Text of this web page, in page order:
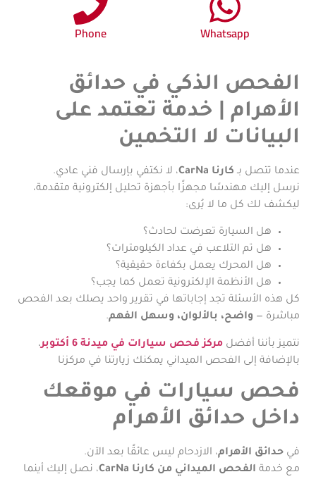
Phone Whatsapp
الفحص الذكي في حدائق
الأهرام | خدمة تعتمد على
البيانات لا التخمين
عندما تتصل بـ كارنا CarNa
، لا نكتفي بإرسال فني عادي.
نرسل إليك مهندسًا مجهزًا بأجهزة تحليل إلكترونية متقدمة،
ليكشف لك كل ما لا يُرى:
هل السيارة تعرضت لحادث؟
هل تم التلاعب في عداد الكيلومترات؟
هل المحرك يعمل بكفاءة حقيقية؟
هل الأنظمة الإلكترونية تعمل كما يجب؟
كل هذه الأسئلة تجد إجاباتها في تقرير واحد يصلك بعد الفحص
مباشرة — واضح، بالألوان، وسهل الفهم.
نتميز بأننا أفضلمركز فحص سيارات في ميدنة 6 أكتوبر
،
بالإضافة إلى الفحص الميداني يمكنك زيارتنا في مركزنا
فحص سيارات في موقعك
داخل حدائق الأهرام
فيحدائق الأهرام، الازدحام ليس عائقًا بعد الآن.
مع خدمة الفحص الميداني من كارنا CarNa
، نصل إليك أينما